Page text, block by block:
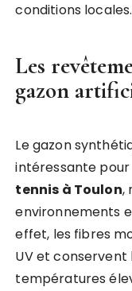
conditions locales.
Les
gazon
Le gazon
intéressante pour
tennis à Toulon,
environnements
effet, les fibres
UV et conservent
températures